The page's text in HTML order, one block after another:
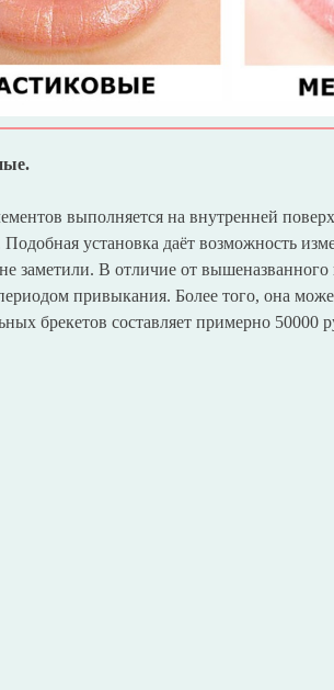
выполняется на внутренней
Подобная установка даёт возможность
заметили. В отличие от вышеназванного
привыкания. Более того, она
брекетов составляет примерно 50000